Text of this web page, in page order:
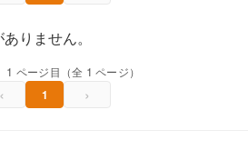
りません。
ページ目（全 1 ページ）
‹ 1 ›